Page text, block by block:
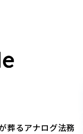
葬るアナログ法務